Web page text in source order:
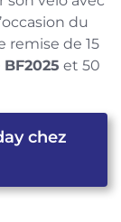
du
remise de 15
BF2025 et 50
chez